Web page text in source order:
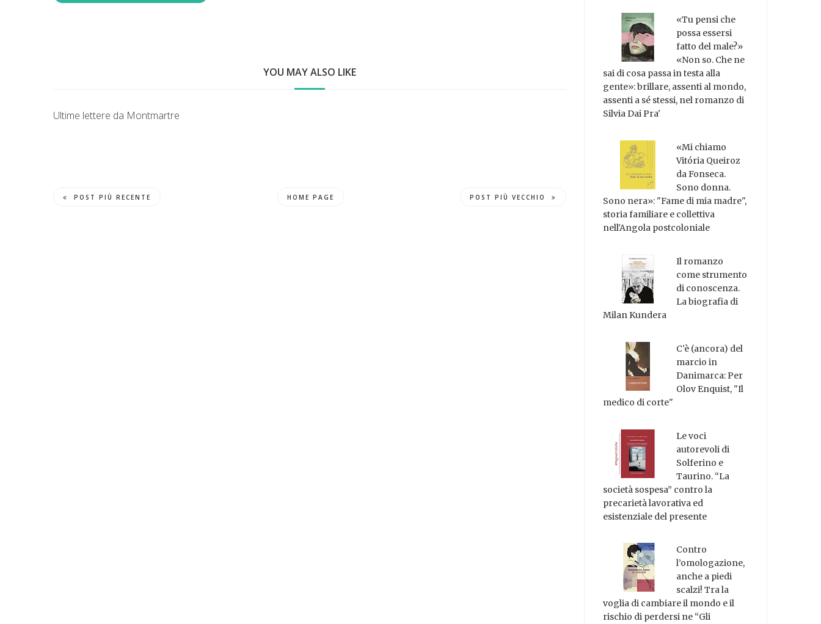
YOU MAY ALSO LIKE
Ultime lettere da Montmartre
POST PIÙ RECENTE HOME PAGE POST PIÙ VECCHIO
«Tu pensi che
possa essersi
fatto del male?»
«Non so. Che ne
sai di cosa passa in testa alla
gente»: brillare, assenti al mondo,
assenti a sé stessi, nel romanzo di
Silvia Dai Pra'
«Mi chiamo
Vitória Queiroz
da Fonseca.
Sono donna.
Sono nera»: "Fame di mia madre",
storia familiare e collettiva
nell'Angola postcoloniale
Il romanzo
come strumento
di conoscenza.
La biografia di
Milan Kundera
C'è (ancora) del
marcio in
Danimarca: Per
Olov Enquist, "Il
medico di corte"
Le voci
autorevoli di
Solferino e
Taurino. “La
società sospesa” contro la
precarietà lavorativa ed
esistenziale del presente
Contro
l’omologazione,
anche a piedi
scalzi! Tra la
voglia di cambiare il mondo e il
rischio di perdersi ne “Gli